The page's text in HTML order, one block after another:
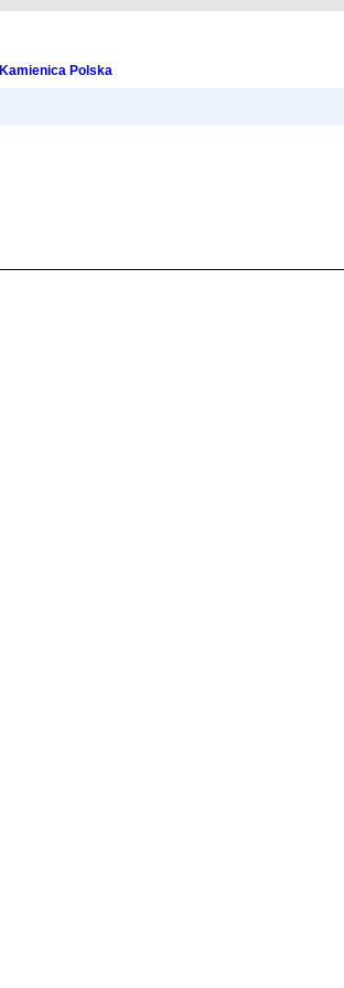
Kamienica Polska